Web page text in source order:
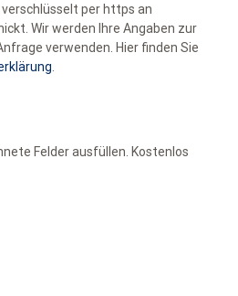
verschlüsselt per https an
Wir werden Ihre Angaben zur
verwenden. Hier finden Sie
Felder ausfüllen. Kostenlos